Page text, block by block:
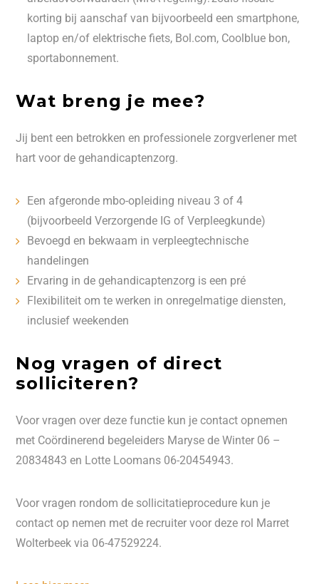
korting bij aanschaf van bijvoorbeeld een smartphone,
laptop en/of elektrische fiets, Bol.com, Coolblue bon,
sportabonnement.
Wat breng je mee?
Jij bent een betrokken en professionele zorgverlener met
hart voor de gehandicaptenzorg.
Een afgeronde mbo-opleiding niveau 3 of 4
(bijvoorbeeld Verzorgende IG of Verpleegkunde)
Bevoegd en bekwaam in verpleegtechnische
handelingen
Ervaring in de gehandicaptenzorg is een pré
Flexibiliteit om te werken in onregelmatige diensten,
inclusief weekenden
Nog vragen of direct
solliciteren?
Voor vragen over deze functie kun je contact opnemen
met Coördinerend begeleiders Maryse de Winter 06 –
20834843 en Lotte Loomans 06-20454943.
Voor vragen rondom de sollicitatieprocedure kun je
contact op nemen met de recruiter voor deze rol Marret
Wolterbeek via 06-47529224.